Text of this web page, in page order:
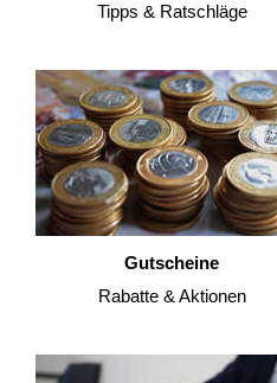
Tipps & Ratschläge
Gutscheine
Rabatte & Aktionen